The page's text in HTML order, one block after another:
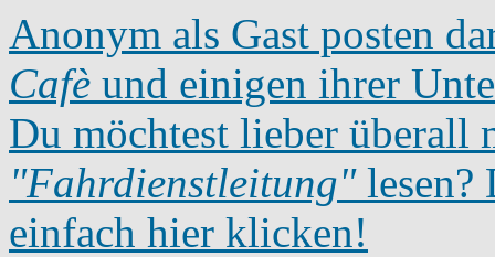
Anonym als Gast posten
Cafè und einigen ihrer
Du möchtest lieber überall
"Fahrdienstleitung"lesen?
einfach hier klicken!